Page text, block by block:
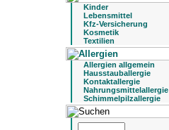
Kinder
Lebensmittel
Kfz-Versicherung
Kosmetik
Textilien
Allergien allgemein
Hausstauballergie
Kontaktallergie
Nahrungsmittelallergie
Schimmelpilzallergie